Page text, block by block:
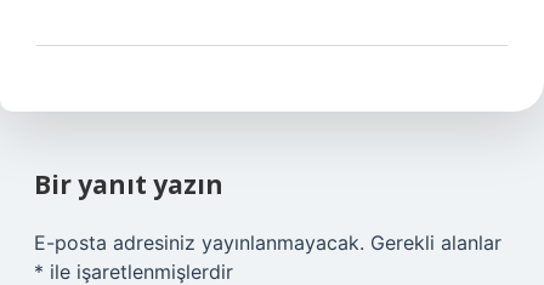
Bir yanıt yazın
E-posta adresiniz yayınlanmayacak. Gerekli alanlar
* ile işaretlenmişlerdir